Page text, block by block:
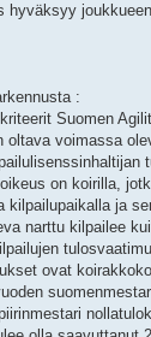
hyväksyy
:
Suomen
oltava voimassa
on koirilla,
kilpailupaikalla ja
narttu kilpailee
ovat